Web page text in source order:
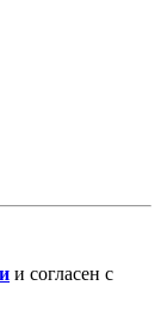
и согласен с